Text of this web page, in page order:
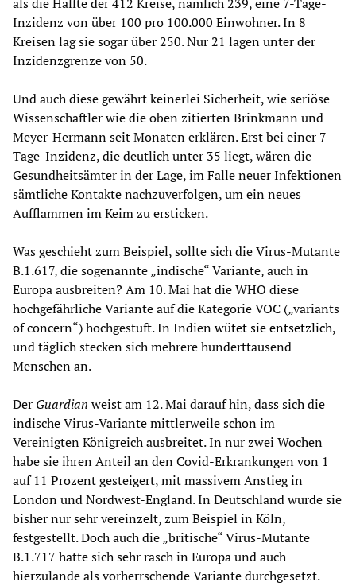
als die Hälfte der 412 Kreise, nämlich 239, eine 7-Tage-
Inzidenz von über 100 pro 100.000 Einwohner. In 8
Kreisen lag sie sogar über 250. Nur 21 lagen unter der
Inzidenzgrenze von 50.
Und auch diese gewährt keinerlei Sicherheit, wie seriöse
Wissenschaftler wie die oben zitierten Brinkmann und
Meyer-Hermann seit Monaten erklären. Erst bei einer 7-
Tage-Inzidenz, die deutlich unter 35 liegt, wären die
Gesundheitsämter in der Lage, im Falle neuer Infektionen
sämtliche Kontakte nachzuverfolgen, um ein neues
Aufflammen im Keim zu ersticken.
Was geschieht zum Beispiel, sollte sich die Virus-Mutante
B.1.617, die sogenannte „indische“ Variante, auch in
Europa ausbreiten? Am 10. Mai hat die WHO diese
hochgefährliche Variante auf die Kategorie VOC („variants
of concern“) hochgestuft. In Indienwütet sie entsetzlich,
und täglich stecken sich mehrere hunderttausend
Menschen an.
Der Guardian weist am 12. Mai darauf hin, dass sich die
indische Virus-Variante mittlerweile schon im
Vereinigten Königreich ausbreitet. In nur zwei Wochen
habe sie ihren Anteil an den Covid-Erkrankungen von 1
auf 11 Prozent gesteigert, mit massivem Anstieg in
London und Nordwest-England. In Deutschland wurde sie
bisher nur sehr vereinzelt, zum Beispiel in Köln,
festgestellt. Doch auch die „britische“ Virus-Mutante
B.1.717 hatte sich sehr rasch in Europa und auch
hierzulande als vorherrschende Variante durchgesetzt.